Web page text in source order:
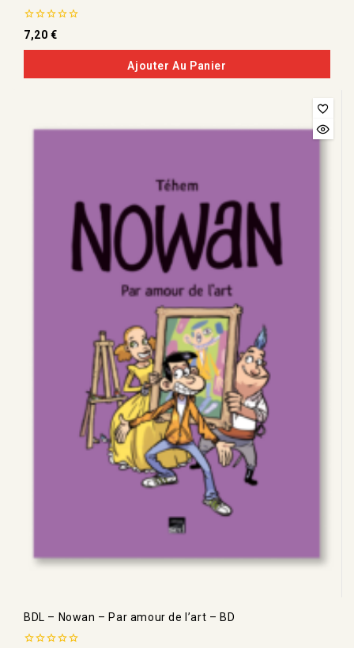
0
de
5
7,20 €
Ajouter Au Panier
BDL – Nowan – Par amour de l’art – BD